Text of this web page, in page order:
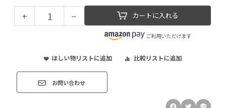
+ − カートに入れる
ご利用いただけます
ほしい物リストに追加 比較リストに追加
お問い合わせ